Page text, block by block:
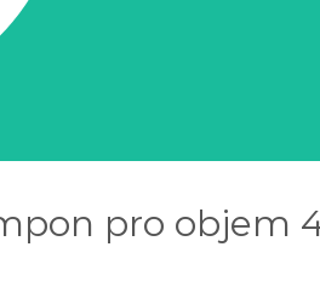
pro objem